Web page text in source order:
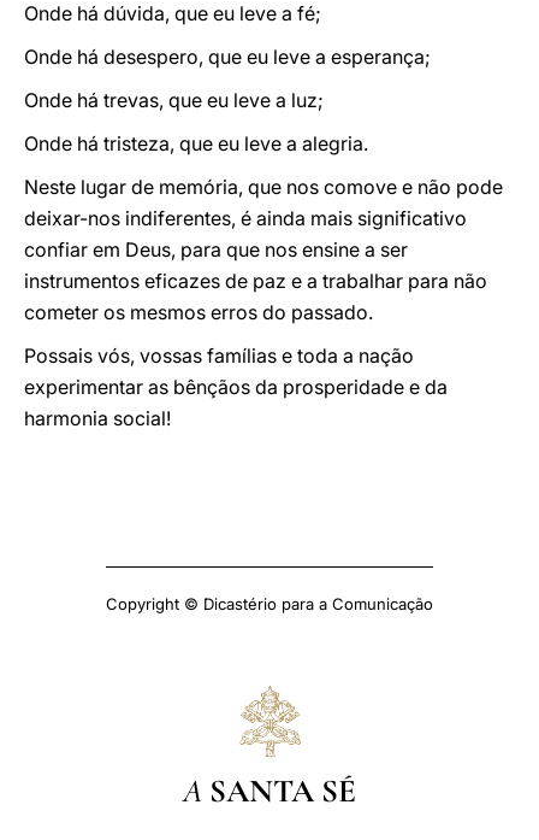
Onde há dúvida, que eu leve a fé;
Onde há desespero, que eu leve a esperança;
Onde há trevas, que eu leve a luz;
Onde há tristeza, que eu leve a alegria.
Neste lugar de memória, que nos comove e não pode
deixar-nos indiferentes, é ainda mais significativo
confiar em Deus, para que nos ensine a ser
instrumentos eficazes de paz e a trabalhar para não
cometer os mesmos erros do passado.
Possais vós, vossas famílias e toda a nação
experimentar as bênçãos da prosperidade e da
harmonia social!
Copyright © Dicastério para a Comunicação
A SANTA SÉ